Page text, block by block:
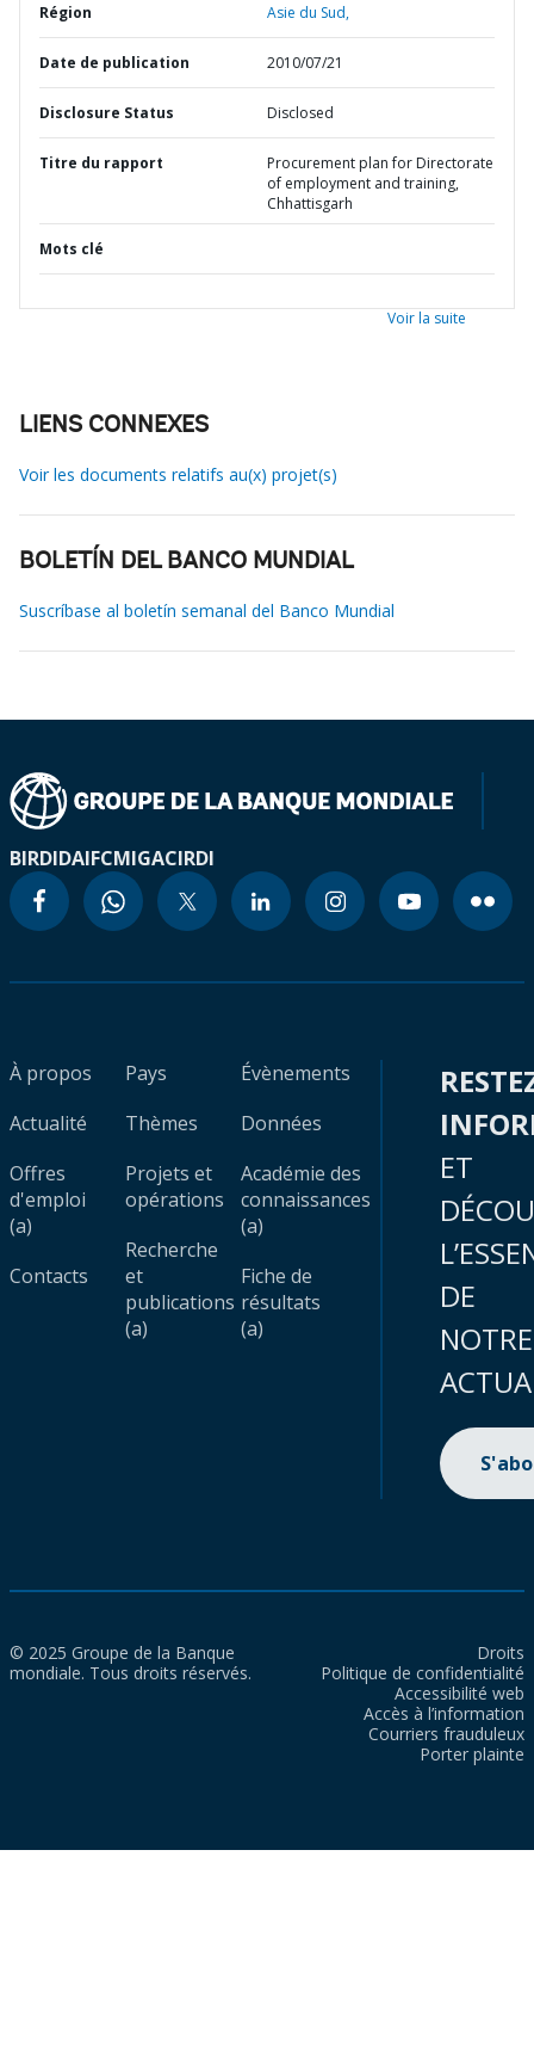
Région Asie du Sud,
Date de publication 2010/07/21
Disclosure Status Disclosed
Titre du rapport
Procurement plan for Directorate
of employment and training,
Chhattisgarh
Mots clé
Voir la suite
LIENS CONNEXES
Voir les documents relatifs au(x) projet(s)
BOLETÍN DEL BANCO MUNDIAL
Suscríbase al boletín semanal del Banco Mundial
BIRDIDAIFCMIGACIRDI
À propos
Actualité
Offres
d'emploi
(a)
Contacts
Pays
Thèmes
Projets et
opérations
Recherche
et
publications
(a)
Évènements
Données
Académie des
connaissances
(a)
Fiche de
résultats
(a)
ET
DE
NOTRE
© 2025 Groupe de la Banque
mondiale. Tous droits réservés.
Droits
Politique de confidentialité
Accessibilité web
Accès à l’information
Courriers frauduleux
Porter plainte